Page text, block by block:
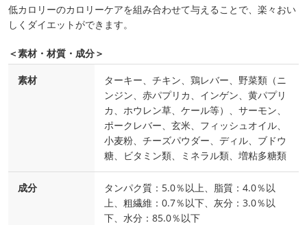
低カロリーのカロリーケアを組み合わせて与えることで、楽々おい
しくダイエットができます。
＜素材・材質・成分＞
素材
ターキー、チキン、鶏レバー、野菜類（ニ
ンジン、赤パプリカ、インゲン、黄パプリ
カ、ホウレン草、ケール等）、サーモン、
ポークレバー、玄米、フィッシュオイル、
小麦粉、チーズパウダー、ディル、ブドウ
糖、ビタミン類、ミネラル類、増粘多糖類
成分
タンパク質：5.0％以上、脂質：4.0％以
上、粗繊維：0.7％以下、灰分：3.0％以
下、水分：85.0％以下